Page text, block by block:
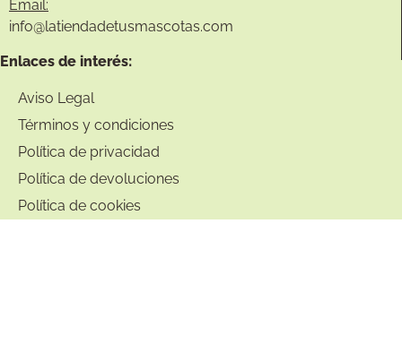
Email:
info@latiendadetusmascotas.com
Enlaces de interés:
Aviso Legal
Términos y condiciones
Política de privacidad
Política de devoluciones
Política de cookies